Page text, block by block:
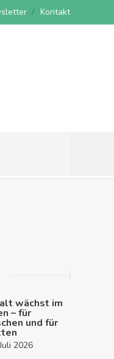
Kontakt
wächst im
– für
und für
2026